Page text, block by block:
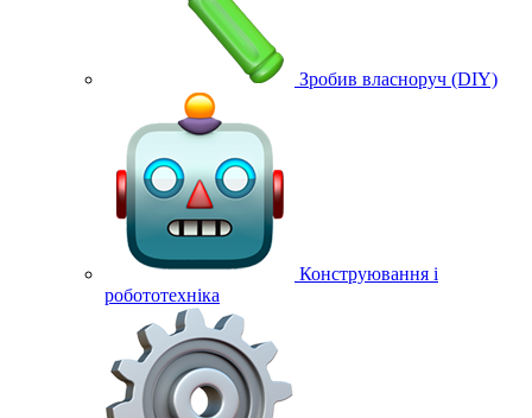
Зробив власноруч (DIY)
Конструювання і
робототехніка